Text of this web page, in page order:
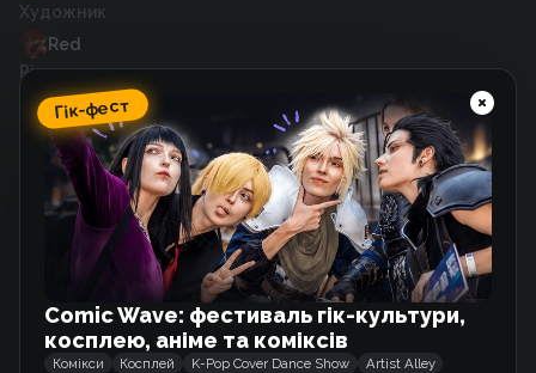
Художник
Red
Рік випуску
2020
Схожі тайтли
Принцеса-віщунка
Манхва
Гік-фест
Comic Wave: фестиваль гік-культури,
косплею, аніме та коміксів
Комікси Косплей K-Pop Cover Dance Show
Artist Alley